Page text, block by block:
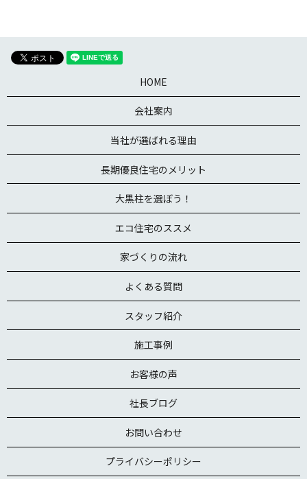
HOME
会社案内
当社が選ばれる理由
長期優良住宅のメリット
大黒柱を選ぼう！
エコ住宅のススメ
家づくりの流れ
よくある質問
スタッフ紹介
施工事例
お客様の声
社長ブログ
お問い合わせ
プライバシーポリシー